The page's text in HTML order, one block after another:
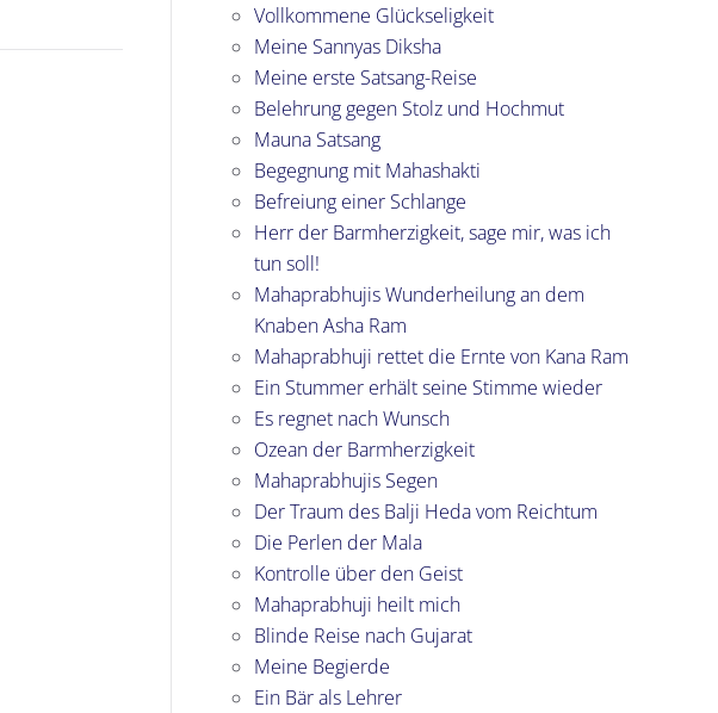
Vollkommene Glückseligkeit
Meine Sannyas Diksha
Meine erste Satsang-Reise
Belehrung gegen Stolz und Hochmut
Mauna Satsang
Begegnung mit Mahashakti
Befreiung einer Schlange
Herr der Barmherzigkeit, sage mir, was ich
tun soll!
Mahaprabhujis Wunderheilung an dem
Knaben Asha Ram
Mahaprabhuji rettet die Ernte von Kana Ram
Ein Stummer erhält seine Stimme wieder
Es regnet nach Wunsch
Ozean der Barmherzigkeit
Mahaprabhujis Segen
Der Traum des Balji Heda vom Reichtum
Die Perlen der Mala
Kontrolle über den Geist
Mahaprabhuji heilt mich
Blinde Reise nach Gujarat
Meine Begierde
Ein Bär als Lehrer